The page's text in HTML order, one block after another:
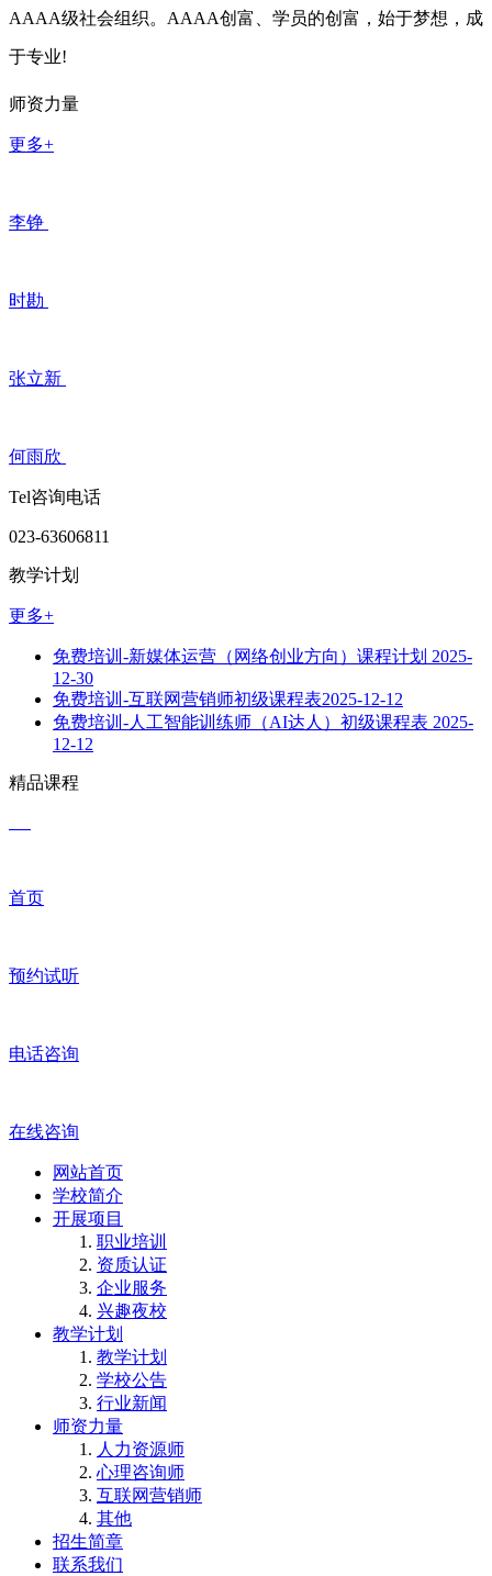
AAAA级社会组织。AAAA创富、学员的创富，始于梦想，成
于专业!
师资力量
更多+
李铮
时勘
张立新
何雨欣
Tel咨询电话
023-63606811
教学计划
更多+
免费培训-新媒体运营（网络创业方向）课程计划 2025-
12-30
免费培训-互联网营销师初级课程表​2025-12-12
免费培训-人工智能训练师（AI达人）初级课程表 2025-
12-12
精品课程
首页
预约试听
电话咨询
在线咨询
网站首页
学校简介
开展项目
职业培训
资质认证
企业服务
兴趣夜校
教学计划
教学计划
学校公告
行业新闻
师资力量
人力资源师
心理咨询师
互联网营销师
其他
招生简章
联系我们